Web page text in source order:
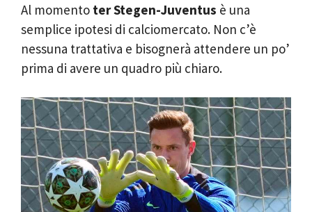
Al momento ter Stegen-Juventus è una
semplice ipotesi di calciomercato. Non c’è
nessuna trattativa e bisognerà attendere un po’
prima di avere un quadro più chiaro.